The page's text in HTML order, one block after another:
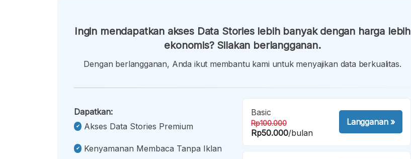
Ingin mendapatkan akses Data Stories lebih banyak dengan harga lebih
ekonomis? Silakan berlangganan.
Dengan berlangganan, Anda ikut membantu kami untuk menyajikan data berkualitas.
Dapatkan:
Akses Data Stories Premium
Kenyamanan Membaca Tanpa Iklan
Basic
Rp100.000
Rp50.000/bulan
Langganan»